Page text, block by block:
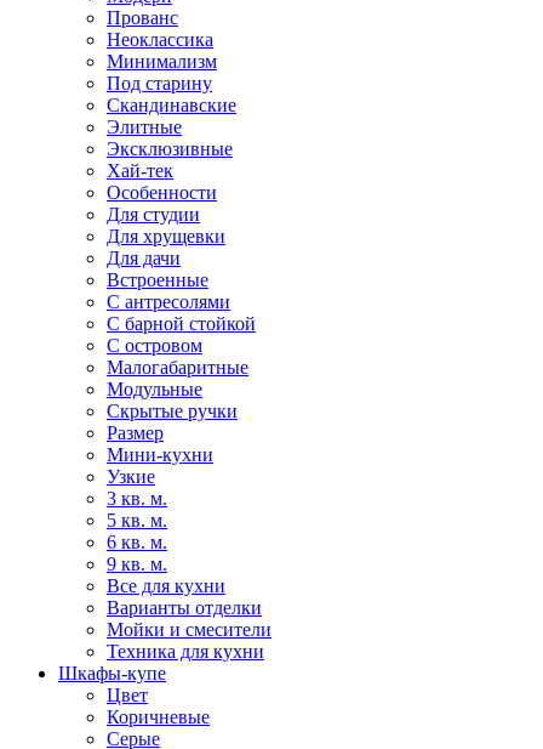
Прованс
Неоклассика
Минимализм
Под старину
Скандинавские
Элитные
Эксклюзивные
Хай-тек
Особенности
Для студии
Для хрущевки
Для дачи
Встроенные
С антресолями
С барной стойкой
С островом
Малогабаритные
Модульные
Скрытые ручки
Размер
Мини-кухни
Узкие
3 кв. м.
5 кв. м.
6 кв. м.
9 кв. м.
Все для кухни
Варианты отделки
Мойки и смесители
Техника для кухни
Шкафы-купе
Цвет
Коричневые
Серые